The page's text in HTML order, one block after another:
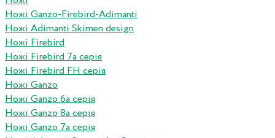
Ножі Ganzo-Firebird-Adimanti
Ножі Adimanti Skimen design
Ножі Firebird
Ножі Firebird 7а серія
Ножі Firebird FH серія
Ножі Ganzo
Ножі Ganzo 6а серія
Ножі Ganzo 8а серія
Ножі Ganzo 7а серія